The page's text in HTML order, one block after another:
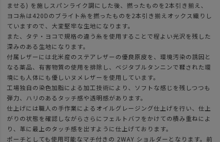
ませる) を施しスパンライク調にした後、撚ったものを2本引き揃え、
ヨコ糸は420Dのブライト糸を撚ったものを2本引き揃えオックス織りし
ていますので、大変堅牢な生地になります。
また、タテ・ヨコで規格の違う糸を使用することで程よい光沢を残した
深みのある生地になります。
付属レザーには北米産のステアレザーの優良原皮を、環境汚染の誘因と
なる薬品、有害物質の使用を排除し、ベジタブルタンニンで鞣された環
境にも人体にも優しいヌメレザーを使用しています。
工場独自の染色加脂による加工技術により、ソフトな感じを残しつつも
弾力、ハリのあるタッチ感や透明感があります。
仕上げには職人の手作業によるオイルグレージング仕上げを行い、仕上
がりの状態を確認しながらさらにフェルトバフをかけての積み重ねによ
り、革に最上のタッチ感を出すように仕上げております。
ポーチとしても使用可能なマチ付きの 2WAY ショルダーとなります。前